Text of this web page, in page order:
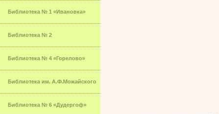
Библиотека № 1 «Ивановка»
Библиотека № 2
Библиотека № 4 «Горелово»
Библиотека им. А.Ф.Можайского
Библиотека № 6 «Дудергоф»